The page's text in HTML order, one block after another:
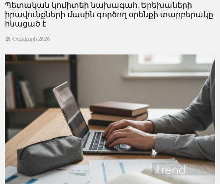
Պետական ​​կոմիտեի նախագահ. Երեխաների
իրավունքների մասին գործող օրենքի տարբերակը
հնացած է
28 Հունվարի 2026